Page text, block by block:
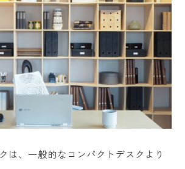
は、一般的なコンパクトデスクより